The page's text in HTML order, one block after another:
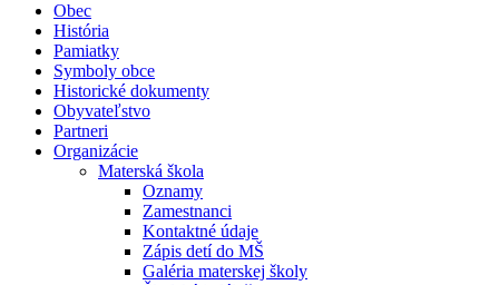
Obec
História
Pamiatky
Symboly obce
Historické dokumenty
Obyvateľstvo
Partneri
Organizácie
Materská škola
Oznamy
Zamestnanci
Kontaktné údaje
Zápis detí do MŠ
Galéria materskej školy